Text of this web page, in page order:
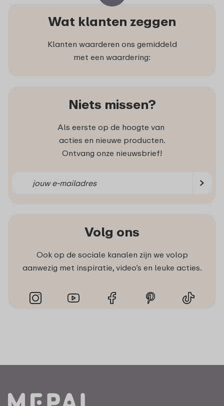
Wat klanten zeggen
Klanten waarderen ons gemiddeld
met een waardering:
Niets missen?
Als eerste op de hoogte van
acties en nieuwe producten.
Ontvang onze nieuwsbrief!
Volg ons
Ook op de sociale kanalen zijn we volop
aanwezig met inspiratie, video’s en leuke acties.